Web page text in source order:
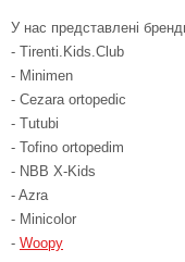
У нас представлені
- Tirenti.Kids.Club
- Minimen
- Cezara ortopedic
- Tutubi
- Tofino ortopedim
- NBB X-Kids
- Azra
- Minicolor
- Woopy